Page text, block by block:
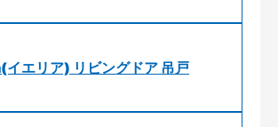
エリア) リビングドア 吊戸